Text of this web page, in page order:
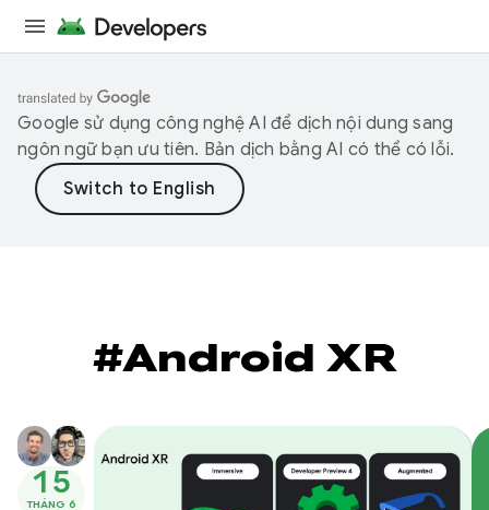
Google sử dụng công nghệ AI để dịch nội dung sang
ngôn ngữ bạn ưu tiên. Bản dịch bằng AI có thể có lỗi.
#Android XR
15
THÁNG 6